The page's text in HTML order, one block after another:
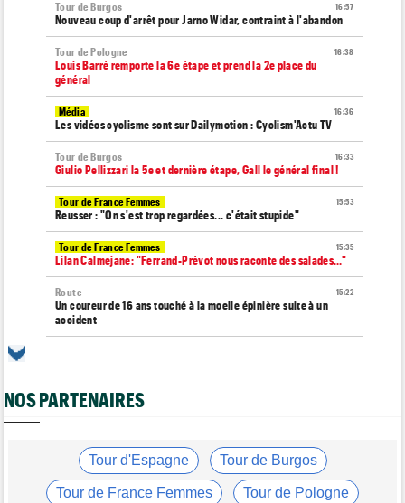
16:57
Tour de Burgos
Nouveau coup d'arrêt pour Jarno Widar, contraint à l'abandon
16:38
Tour de Pologne
Louis Barré remporte la 6e étape et prend la 2e place du
général
16:36
Média
Les vidéos cyclisme sont sur Dailymotion : Cyclism'Actu TV
16:33
Tour de Burgos
Giulio Pellizzari la 5e et dernière étape, Gall le général final !
15:53
Tour de France Femmes
Reusser : "On s'est trop regardées... c'était stupide"
15:35
Tour de France Femmes
Lilan Calmejane: "Ferrand-Prévot nous raconte des salades…"
15:22
Route
Un coureur de 16 ans touché à la moelle épinière suite à un
accident
Tour de France Femmes
Chaînes et Horaires… La diffusion TV de la 8e étape du Tour
Anton Schiffer de nouveau victime d'une fracture de la
clavicule
NOS PARTENAIRES
Tour d'Espagne Tour de Burgos
Tour de France Femmes Tour de Pologne